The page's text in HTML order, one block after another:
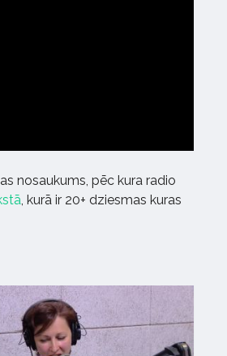
nosaukums, pēc kura radio
, kurā ir 20+ dziesmas kuras